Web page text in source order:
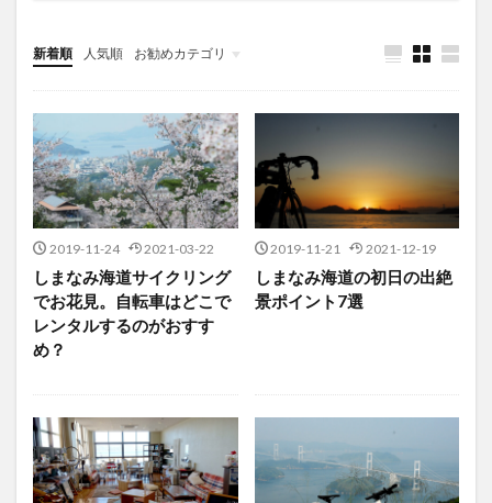
新着順 人気順 お勧めカテゴリ
未分類
2019-11-24 2021-03-22
しまなみ海道サイクリング
でお花見。自転車はどこで
レンタルするのがおすす
め？
2019-11-21 2021-12-19
しまなみ海道の初日の出絶
景ポイント7選